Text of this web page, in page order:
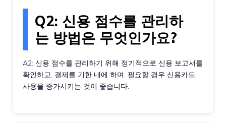
Q2: 신용 점수를 관리하
는 방법은 무엇인가요?
A2: 신용 점수를 관리하기 위해 정기적으로 신용 보고서를
확인하고, 결제를 기한 내에 하며, 필요할 경우 신용카드
사용을 증가시키는 것이 좋습니다.